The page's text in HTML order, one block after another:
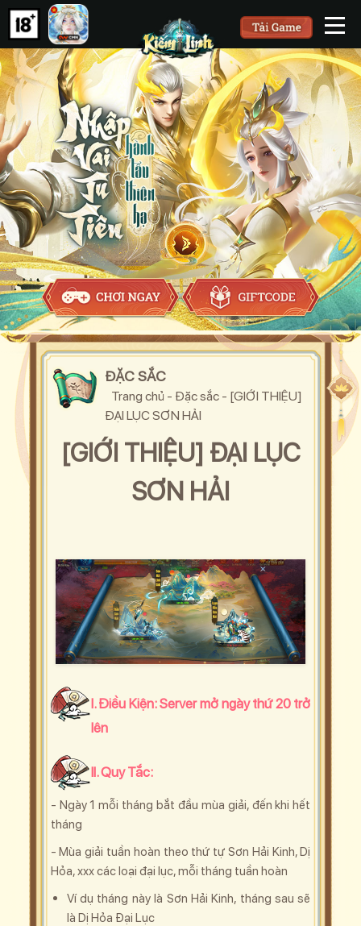
ĐẶC SẮC
Trang chủ - Đặc sắc- [GIỚI THIỆU]
ĐẠI LỤC SƠN HẢI
[GIỚI THIỆU] ĐẠI LỤC
SƠN HẢI
I. Điều Kiện: Server mở ngày thứ 20 trở
lên
II. Quy Tắc:
- Ngày 1 mỗi tháng bắt đầu mùa giải, đến khi hết
tháng
- Mùa giải tuần hoàn theo thứ tự Sơn Hải Kinh, Dị
Hỏa, xxx các loại đại lục, mỗi tháng tuần hoàn
Ví dụ tháng này là Sơn Hải Kinh, tháng sau sẽ
là Dị Hỏa Đại Lục